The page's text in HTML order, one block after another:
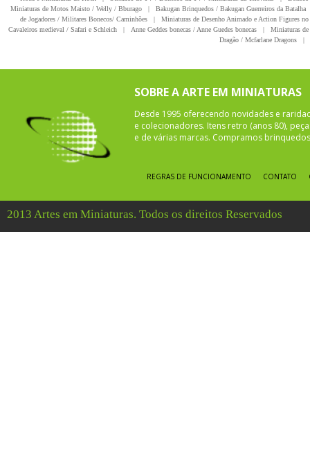
Miniaturas de Motos Maisto / Welly / Bburago
| Bakugan Brinquedos / Bakugan Guerreiros da Batalha
de Jogadores / Militares Bonecos/ Caminhões
|
Miniaturas de Desenho Animado e Action Figures
Cavaleiros medieval / Safari e Schleich
| Anne Geddes bonecas / Anne Guedes bonecas |
Miniaturas
Dragão / Mcfarlane Dragons
|
SOBRE A ARTE EM MINIATURAS
Desde 1995 oferecendo novidades e
e colecionadores. Itens retro (anos 80),
e de várias marcas. Compramos
REGRAS DE FUNCIONAMENTO CONTATO
2013 Artes em Miniaturas. Todos os direitos Reservados